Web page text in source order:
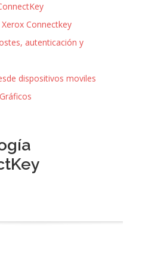
Connectkey
autenticación y
dispositivos moviles